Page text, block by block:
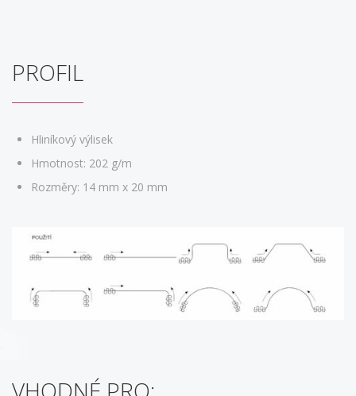
PROFIL
Hliníkový výlisek
Hmotnost: 202 g/m
Rozměry: 14 mm x 20 mm